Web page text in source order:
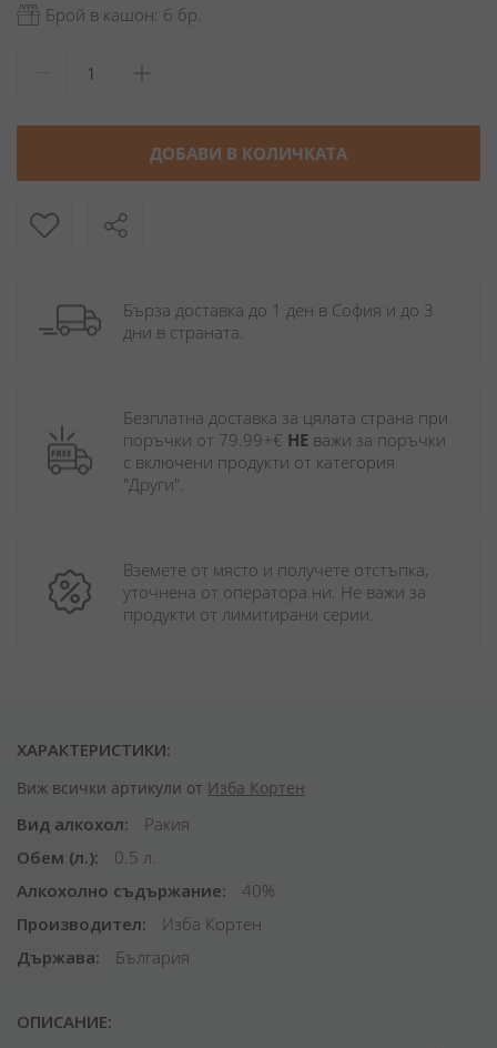
Брой в кашон: 6 бр.
ДОБАВИ В КОЛИЧКАТА
Бърза доставка до 1 ден в София и до 3
дни в страната.
Безплатна доставка за цялата страна при
поръчки от 79.99+€ НЕ важи за поръчки
с включени продукти от категория
"Други".
Вземете от място и получете отстъпка,
уточнена от оператора ни. Не важи за
продукти от лимитирани серии.
ХАРАКТЕРИСТИКИ:
Виж всички артикули от Изба Кортен
Вид алкохол
Ракия
Обем (л.)
0.5 л.
Алкохолно съдържание
40%
Производител
Изба Кортен
Държава
България
ОПИСАНИЕ: